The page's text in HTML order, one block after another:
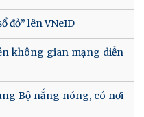
đỏ” lên VNeID
không gian mạng diễn
Bộ nắng nóng, có nơi